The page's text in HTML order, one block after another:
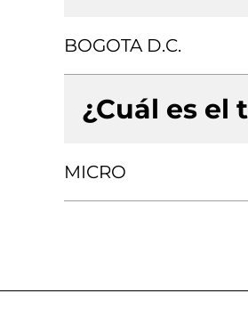
BOGOTA D.C.
¿Cuál es el
MICRO